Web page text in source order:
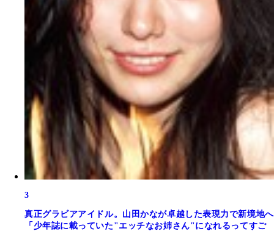
3
真正グラビアアイドル。山田かなが卓越した表現力で新境地へ
「少年誌に載っていた"エッチなお姉さん"になれるってすご